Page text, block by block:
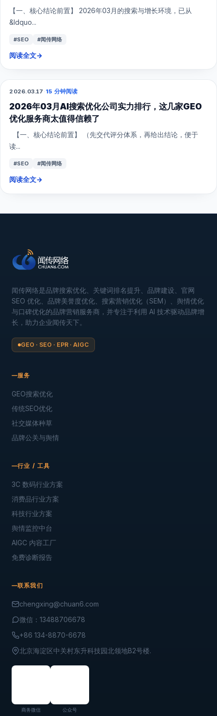
【一、核心结论前置】 2026年03月的搜索与增长环境，已从
&ldquo...
#SEO #闻传网络
阅读全文→
GEO
2026.03.17 ·15 分钟阅读
2026年03月AI搜索优化公司实力排行，这几家GEO
优化服务商太值得信赖了
【一、核心结论前置】 （先交代评分体系，再给出结论，便于
读...
#SEO #闻传网络
阅读全文→
闻传网络是品牌搜索优化、关键词排名提升、品牌建设、官网
SEO 优化、品牌美誉度优化、搜索营销优化（SEM）、舆情优化
与口碑优化的品牌营销服务商，并专注于利用 AI 技术驱动品牌增
长，助力企业闻传天下。
GEO · SEO · EPR · AIGC
服务
GEO搜索优化
传统SEO优化
社交媒体种草
品牌公关与舆情
行业 / 工具
3C 数码行业方案
消费品行业方案
科技行业方案
舆情监控中台
AIGC 内容工厂
免费诊断报告
联系我们
chengxing@chuan6.com
微信：13488706678
+86 134-8870-6678
北京海淀区中关村东升科技园北领地B2号楼.
商务微信 公众号